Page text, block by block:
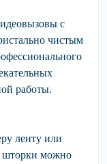
с
чистым
работы.
ленту или
шторки можно